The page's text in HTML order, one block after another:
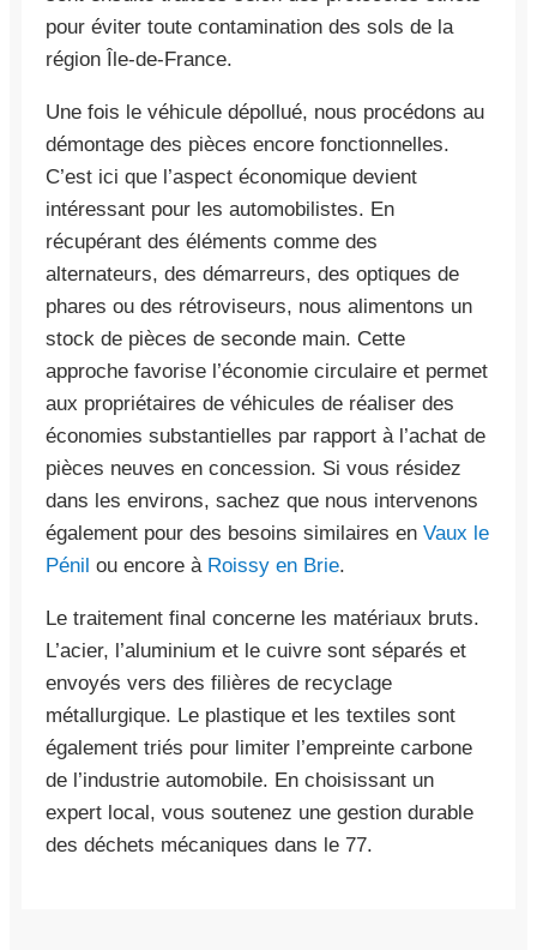
pour éviter toute contamination des sols de la
région Île-de-France.
Une fois le véhicule dépollué, nous procédons au
démontage des pièces encore fonctionnelles.
C’est ici que l’aspect économique devient
intéressant pour les automobilistes. En
récupérant des éléments comme des
alternateurs, des démarreurs, des optiques de
phares ou des rétroviseurs, nous alimentons un
stock de pièces de seconde main. Cette
approche favorise l’économie circulaire et permet
aux propriétaires de véhicules de réaliser des
économies substantielles par rapport à l’achat de
pièces neuves en concession. Si vous résidez
dans les environs, sachez que nous intervenons
également pour des besoins similaires en Vaux le
Pénil ou encore à Roissy en Brie.
Le traitement final concerne les matériaux bruts.
L’acier, l’aluminium et le cuivre sont séparés et
envoyés vers des filières de recyclage
métallurgique. Le plastique et les textiles sont
également triés pour limiter l’empreinte carbone
de l’industrie automobile. En choisissant un
expert local, vous soutenez une gestion durable
des déchets mécaniques dans le 77.